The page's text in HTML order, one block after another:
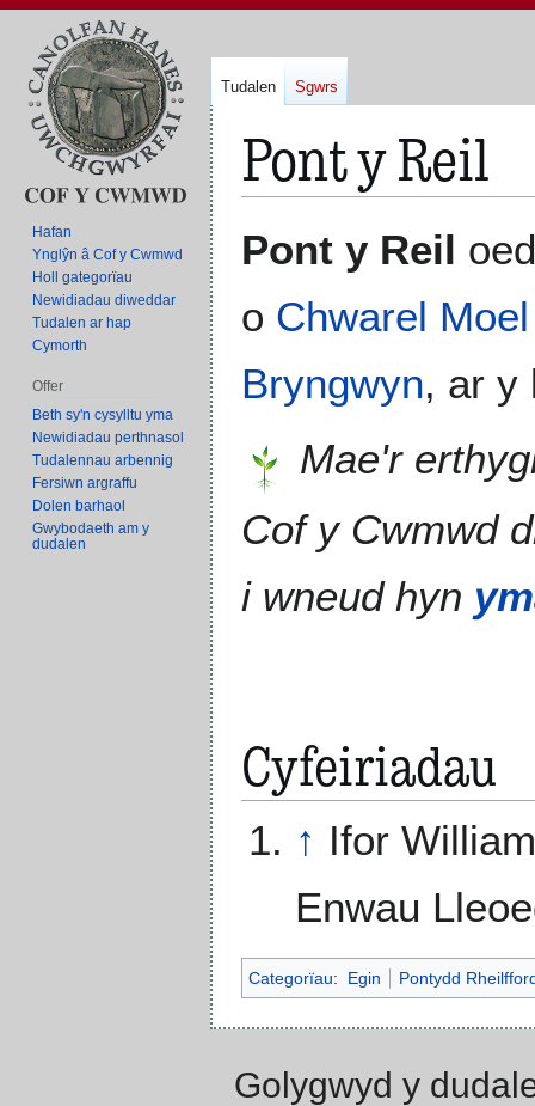
Pont y Reil
i'r
llywio
i'r
chwilio
Pont y Reil
o Chwarel
Bryngwyn, ar y
Mae'r
Cof y Cwmwd
i wneud hyn
Cyfeiriadau
↑ Ifor
Enwau
Categorïau: Egin Pontydd
Tudalen Sgwrs
Hafan
Ynglŷn â Cof y Cwmwd
Holl gategorïau
Newidiadau diweddar
Tudalen ar hap
Cymorth
Offer
Beth sy'n cysylltu yma
Newidiadau perthnasol
Tudalennau arbennig
Fersiwn argraffu
Dolen barhaol
Gwybodaeth am y
dudalen
Golygwyd y